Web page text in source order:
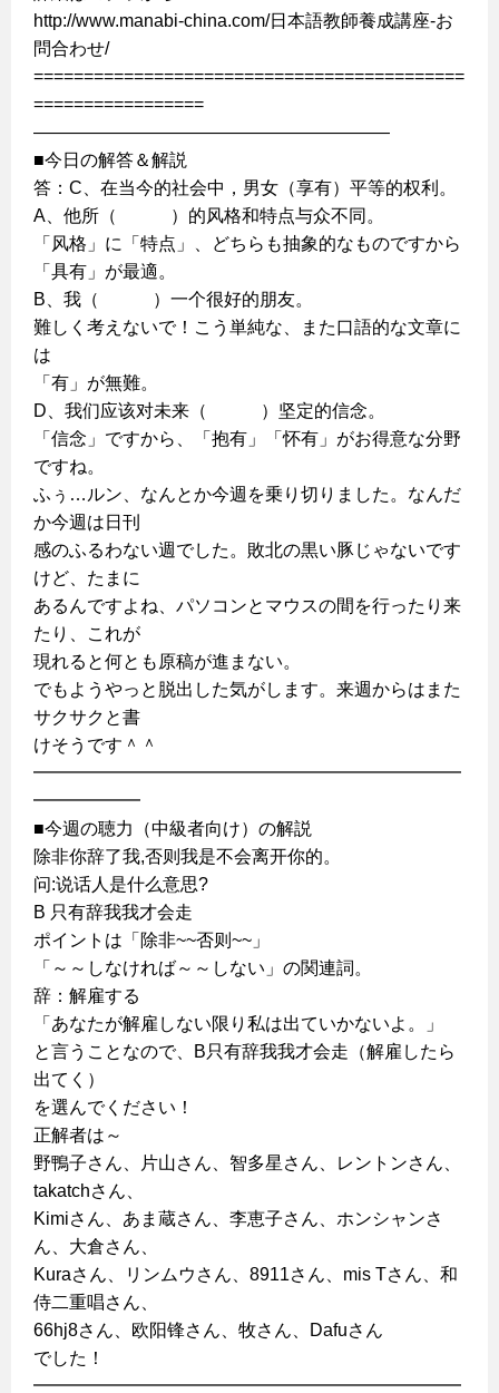
http://www.manabi-china.com/日本語教師養成講座-お
問合わせ/
===========================================
=================
————————————————————
■今日の解答＆解説
答：C、在当今的社会中，男女（享有）平等的权利。
A、他所（ ）的风格和特点与众不同。
「风格」に「特点」、どちらも抽象的なものですから
「具有」が最適。
B、我（ ）一个很好的朋友。
難しく考えないで！こう単純な、また口語的な文章に
は
「有」が無難。
D、我们应该对未来（ ）坚定的信念。
「信念」ですから、「抱有」「怀有」がお得意な分野
ですね。
ふぅ…ルン、なんとか今週を乗り切りました。なんだ
か今週は日刊
感のふるわない週でした。敗北の黒い豚じゃないです
けど、たまに
あるんですよね、パソコンとマウスの間を行ったり来
たり、これが
現れると何とも原稿が進まない。
でもようやっと脱出した気がします。来週からはまた
サクサクと書
けそうです＾＾
━━━━━━━━━━━━━━━━━━━━━━━━
━━━━━━
■今週の聴力（中級者向け）の解説
除非你辞了我,否则我是不会离开你的。
问:说话人是什么意思?
B 只有辞我我才会走
ポイントは「除非~~否则~~」
「～～しなければ～～しない」の関連詞。
辞：解雇する
「あなたが解雇しない限り私は出ていかないよ。」
と言うことなので、B只有辞我我才会走（解雇したら
出てく）
を選んでください！
正解者は～
野鴨子さん、片山さん、智多星さん、レントンさん、
takatchさん、
Kimiさん、あま蔵さん、李恵子さん、ホンシャンさ
ん、大倉さん、
Kuraさん、リンムウさん、8911さん、mis Tさん、和
侍二重唱さん、
66hj8さん、欧阳锋さん、牧さん、Dafuさん
でした！
━━━━━━━━━━━━━━━━━━━━━━━━